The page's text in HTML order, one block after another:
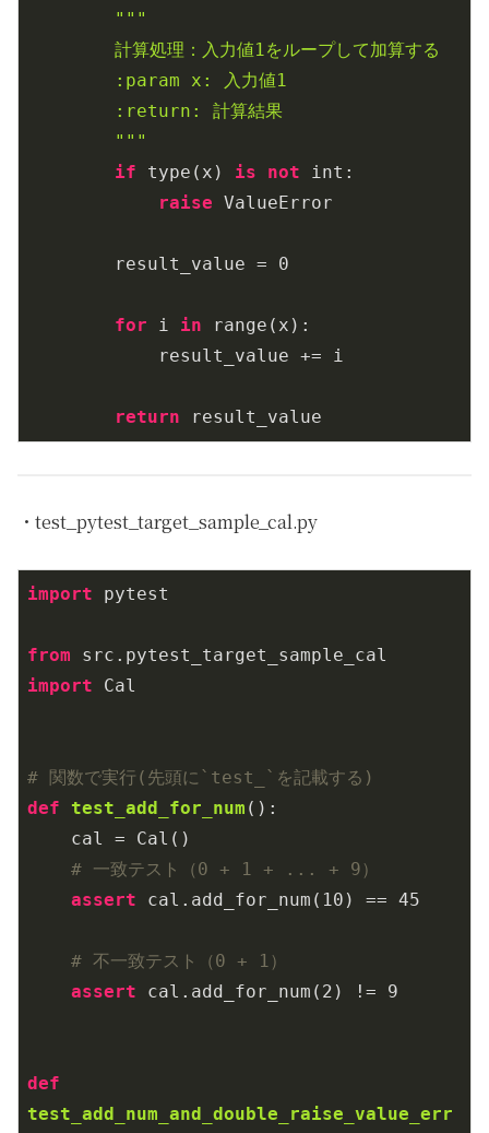
"""
        """
if type(x) is not int:
raise ValueError
        result_value =
0
for i in range(x):
return
・test_pytest_target_sample_cal.py
import pytest
from
import Cal
# 関数で実行(先頭に`test_`を記載する)
def test_add_for_num () :
# 一致テスト（0 + 1 + ... + 9）
assert cal.add_for_num( 10 ) == 45
# 不一致テスト（0 + 1）
assert cal.add_for_num( 2 ) != 9
def
test_add_num_and_double_raise_value_err